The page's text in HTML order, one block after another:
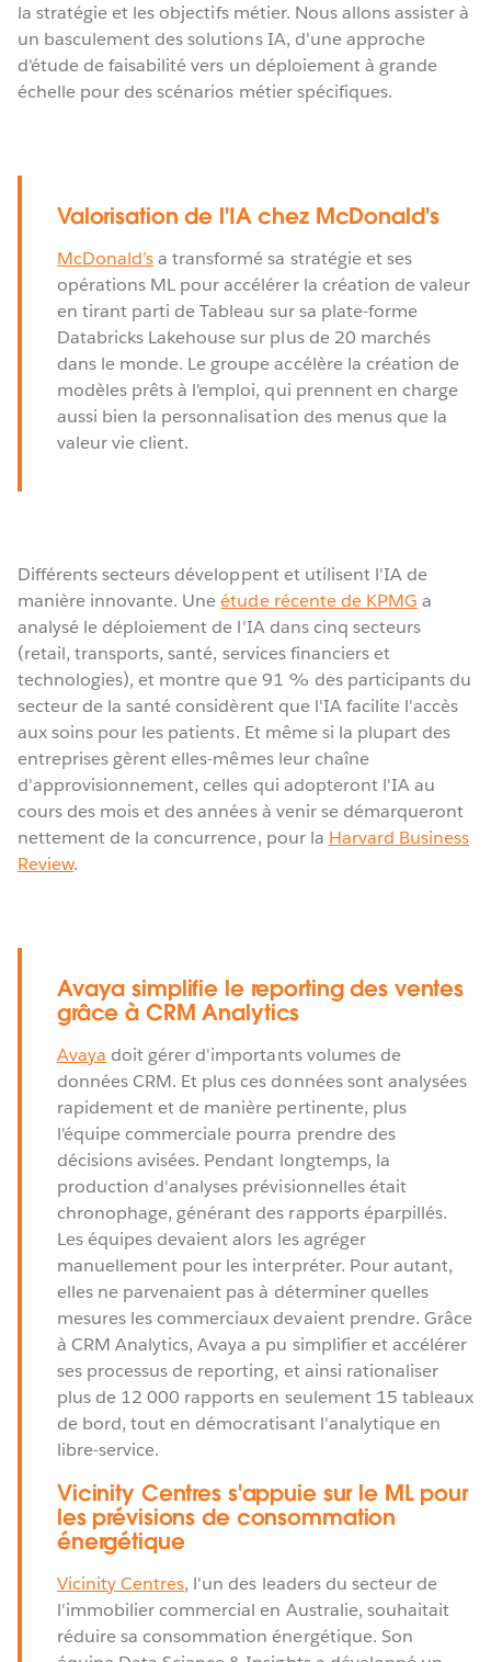
la stratégie et les objectifs métier. Nous allons assister à
un basculement des solutions IA, d'une approche
d'étude de faisabilité vers un déploiement à grande
échelle pour des scénarios métier spécifiques.
Valorisation de l'IA chez McDonald's
McDonald’sa transformé sa stratégie et ses
opérations ML pour accélérer la création de valeur
en tirant parti de Tableau sur sa plate-forme
Databricks Lakehouse sur plus de 20 marchés
dans le monde. Le groupe accélère la création de
modèles prêts à l'emploi, qui prennent en charge
aussi bien la personnalisation des menus que la
valeur vie client.
Différents secteurs développent et utilisent l'IA de
manière innovante. Uneétude récente de KPMG a
analysé le déploiement de l'IA dans cinq secteurs
(retail, transports, santé, services financiers et
technologies), et montre que 91 % des participants du
secteur de la santé considèrent que l'IA facilite l'accès
aux soins pour les patients. Et même si la plupart des
entreprises gèrent elles-mêmes leur chaîne
d'approvisionnement, celles qui adopteront l'IA au
cours des mois et des années à venir se démarqueront
nettement de la concurrence, pour la Harvard Business
Review.
Avaya simplifie le reporting des ventes
grâce à CRM Analytics
Avaya doit gérer d'importants volumes de
données CRM. Et plus ces données sont analysées
rapidement et de manière pertinente, plus
l'équipe commerciale pourra prendre des
décisions avisées. Pendant longtemps, la
production d'analyses prévisionnelles était
chronophage, générant des rapports éparpillés.
Les équipes devaient alors les agréger
manuellement pour les interpréter. Pour autant,
elles ne parvenaient pas à déterminer quelles
mesures les commerciaux devaient prendre. Grâce
à CRM Analytics, Avaya a pu simplifier et accélérer
ses processus de reporting, et ainsi rationaliser
plus de 12 000 rapports en seulement 15 tableaux
de bord, tout en démocratisant l'analytique en
libre-service.
Vicinity Centres s'appuie sur le ML pour
les prévisions de consommation
énergétique
Vicinity Centres, l'un des leaders du secteur de
l'immobilier commercial en Australie, souhaitait
réduire sa consommation énergétique. Son